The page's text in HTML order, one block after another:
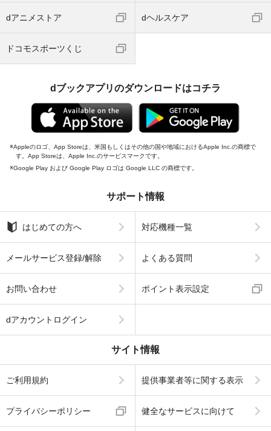
dアニメストア dヘルスケア
ドコモスポーツくじ
dブックアプリのダウンロードはコチラ
Appleのロゴ、App Storeは、米国もしくはその他の国や地域におけるApple Inc.の商標で
す。App Storeは、Apple Inc.のサービスマークです。
Google Play および Google Play ロゴは Google LLC の商標です。
サポート情報
はじめての方へ 対応機種一覧
メールサービス登録/解除 よくある質問
お問い合わせ ポイント表示設定
dアカウントログイン
サイト情報
ご利用規約 提供事業者等に関する表示
プライバシーポリシー 健全なサービスに向けて